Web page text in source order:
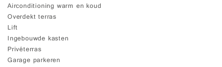
Airconditioning warm en koud
Overdekt terras
Lift
Ingebouwde kasten
Privéterras
Garage parkeren